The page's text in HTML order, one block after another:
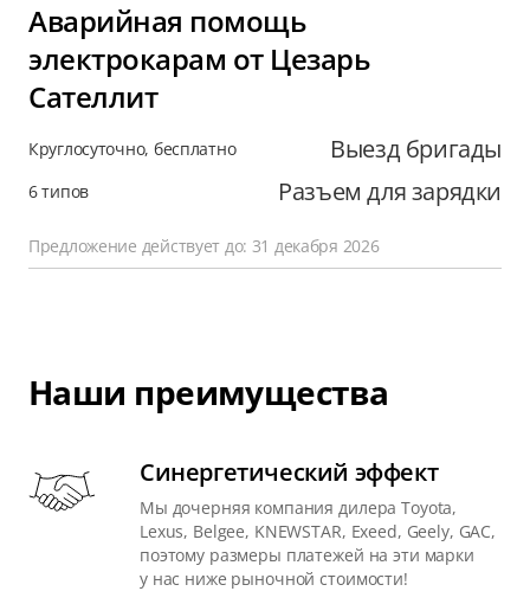
Аварийная помощь
электрокарам от Цезарь
Сателлит
Круглосуточно, бесплатно Выезд бригады
6 типов Разъем для зарядки
Предложение действует до: 31 декабря 2026
Наши преимущества
Синергетический эффект
Мы дочерняя компания дилера Toyota,
Lexus, Belgee, KNEWSTAR, Exeed, Geely, GAC,
поэтому размеры платежей на эти марки
у нас ниже рыночной стоимости!